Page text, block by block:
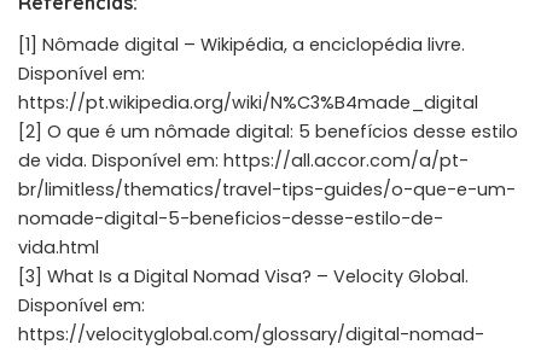
[1] Nômade digital – Wikipédia, a enciclopédia livre.
Disponível em:
https://pt.wikipedia.org/wiki/N%C3%B4made_digital
[2] O que é um nômade digital: 5 benefícios desse estilo
de vida. Disponível em: https://all.accor.com/a/pt-
br/limitless/thematics/travel-tips-guides/o-que-e-um-
nomade-digital-5-beneficios-desse-estilo-de-
vida.html
[3] What Is a Digital Nomad Visa? – Velocity Global.
Disponível em:
https://velocityglobal.com/glossary/digital-nomad-